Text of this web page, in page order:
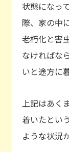
状態になっ
際、家の中
老朽化と害
なければな
いと途方に
上記はあく
着いたとい
ような状況